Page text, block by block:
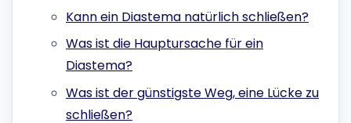
Kann ein Diastema natürlich schließen?
Was ist die Hauptursache für ein
Diastema?
Was ist der günstigste Weg, eine Lücke zu
schließen?